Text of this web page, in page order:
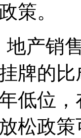
策。
产销售
牌的
低位
松政